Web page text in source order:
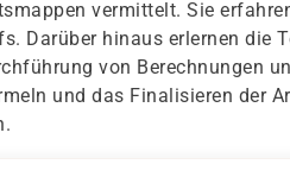
vermittelt. Sie
Darüber hinaus erlernen die
von Berechnungen
und das Finalisieren der